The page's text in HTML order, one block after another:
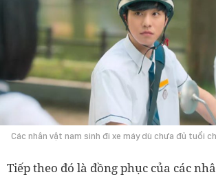
Các nhân vật nam sinh đi xe máy dù chưa đủ tuổi
Tiếp theo đó là đồng phục của các